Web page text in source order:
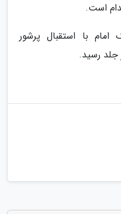
است.
با استقبال پرشور